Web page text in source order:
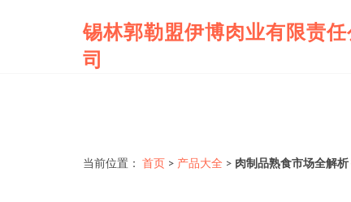
锡林郭勒盟伊博肉业有限责
司
当前位置： 首页 > 产品大全 > 肉制品熟食市场全解